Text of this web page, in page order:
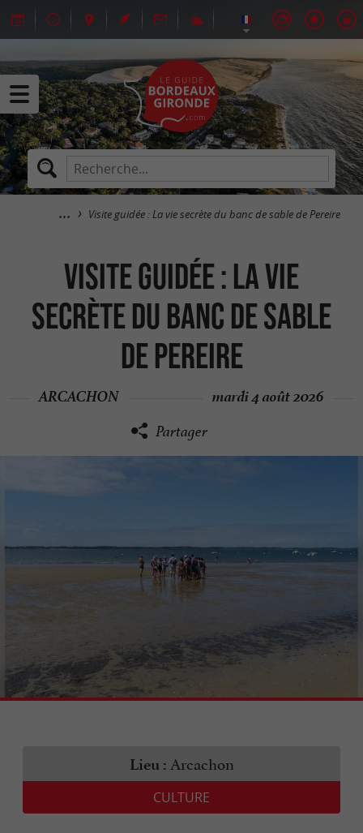
Visite guidée : La vie secrète du banc de sable de Pereire
Visite guidée : La vie
secrète du banc de sable
de Pereire
ARCACHON mardi 4 août 2026
Partager
Lieu : Arcachon
CULTURE